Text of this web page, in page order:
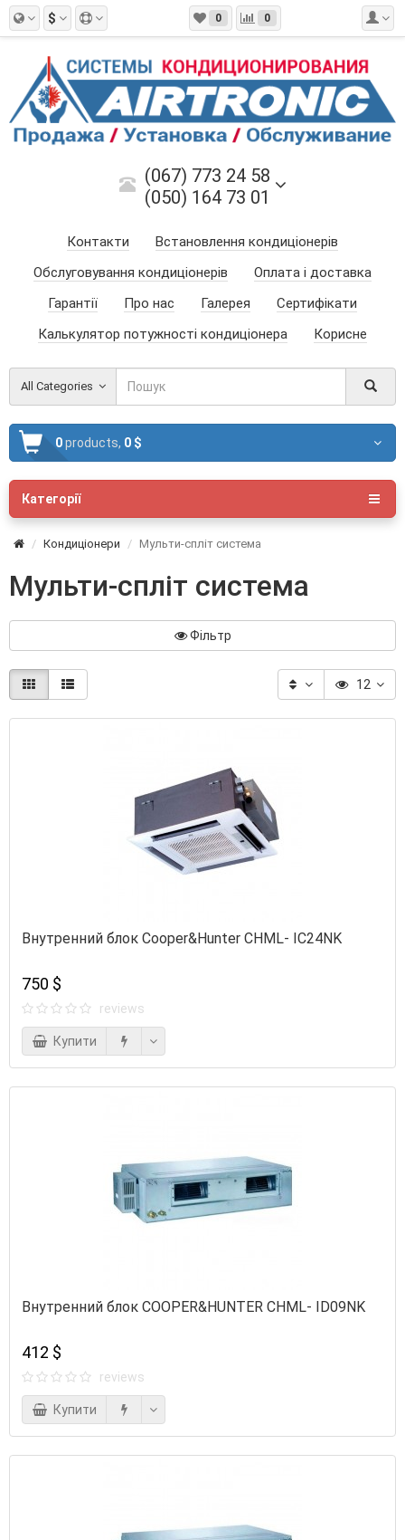
$ 0 0
(067) 773 24 58
(050) 164 73 01
Контакти
Встановлення кондиціонерів
Обслуговування кондиціонерів
Оплата і доставка
Гарантії
Про нас Галерея
Сертифікати
Калькулятор потужності кондиціонера
Корисне
All Categories
0products, 0 $
Категорії
Кондиціонери Мульти-спліт система
Мульти-спліт система
Фільтр
12
Внутренний блок Cooper&Hunter CHML- IC24NK
750 $
reviews
Купити
Внутренний блок COOPER&HUNTER CHML- ID09NK
412 $
reviews
Купити